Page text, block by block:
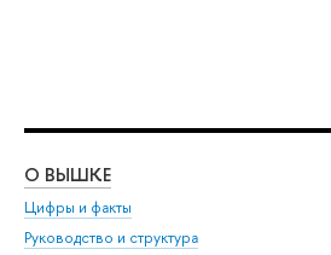
О ВЫШКЕ
Цифры и факты
Руководство и структура